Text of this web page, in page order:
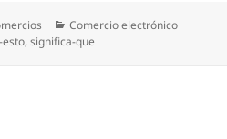
Categories
Comercio electrónico
esto,significa-que